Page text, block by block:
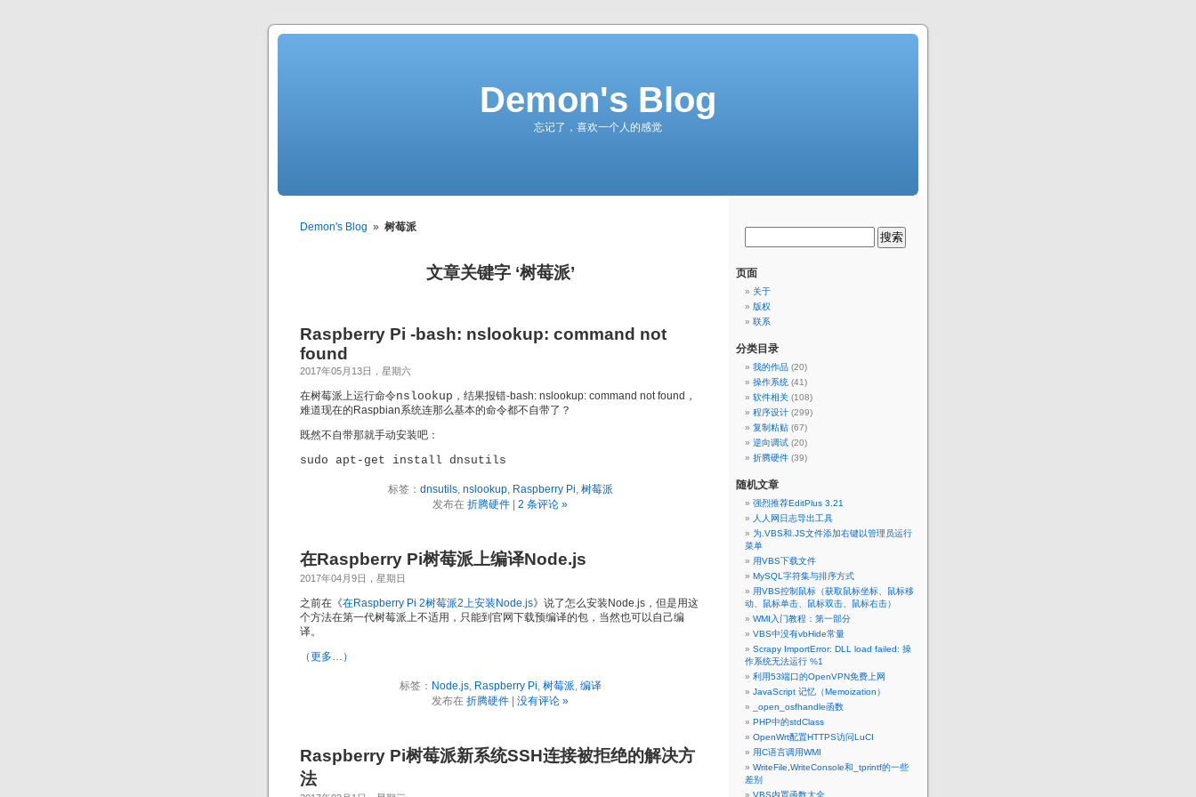
Demon's Blog
忘记了，喜欢一个人的感觉
Demon's Blog » 树莓派
文章关键字 ‘树莓派’
Raspberry Pi -bash: nslookup: command not
found
2017年05月13日，星期六
在树莓派上运行命令nslookup ，结果报错-bash: nslookup: command not found，
难道现在的Raspbian系统连那么基本的命令都不自带了？
既然不自带那就手动安装吧：
sudo apt-get install dnsutils
标签： dnsutils, nslookup, Raspberry Pi, 树莓派
发布在 折腾硬件 2 条评论 »
在Raspberry Pi树莓派上编译Node.js
2017年04月9日，星期日
之前在《在Raspberry Pi 2树莓派2上安装Node.js》说了怎么安装Node.js，但是用这
个方法在第一代树莓派上不适用，只能到官网下载预编译的包，当然也可以自己编
译。
（更多…）
标签： Node.js, Raspberry Pi, 树莓派, 编译
发布在 折腾硬件 没有评论 »
Raspberry Pi树莓派新系统SSH连接被拒绝的解决方
法
页面
关于
版权
联系
分类目录
我的作品 (20)
操作系统 (41)
软件相关 (108)
程序设计 (299)
复制粘贴 (67)
逆向调试 (20)
折腾硬件 (39)
随机文章
强烈推荐EditPlus 3.21
人人网日志导出工具
为.VBS和.JS文件添加右键以管理员运行
菜单
用VBS下载文件
MySQL字符集与排序方式
用VBS控制鼠标（获取鼠标坐标、鼠标移
动、鼠标单击、鼠标双击、鼠标右击）
WMI入门教程：第一部分
VBS中没有vbHide常量
Scrapy ImportError: DLL load failed: 操
作系统无法运行 %1
利用53端口的OpenVPN免费上网
JavaScript 记忆（Memoization）
_open_osfhandle函数
PHP中的stdClass
OpenWrt配置HTTPS访问LuCI
用C语言调用WMI
WriteFile,WriteConsole和_tprintf的一些
差别
VBS内置函数大全